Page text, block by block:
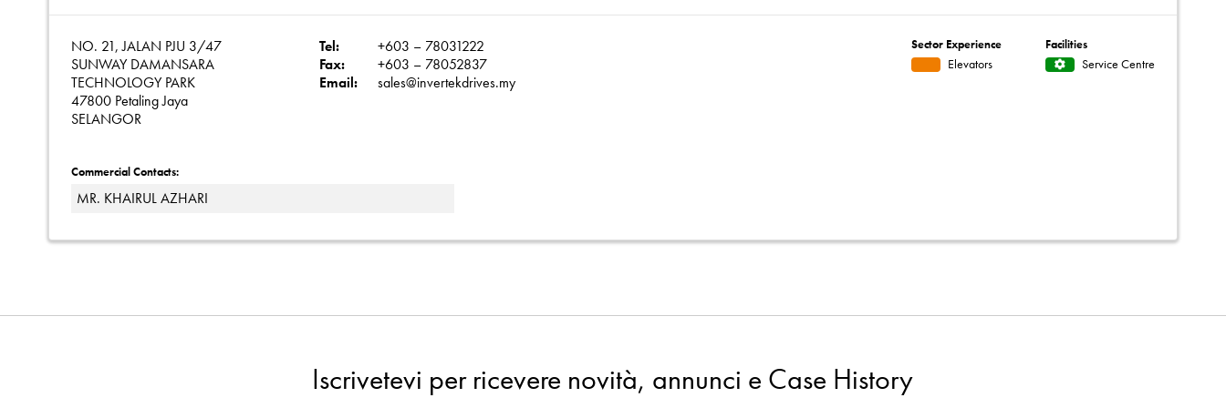
NO. 21, JALAN PJU 3/47
SUNWAY DAMANSARA
TECHNOLOGY PARK
47800 Petaling Jaya
SELANGOR
Tel:
+603 – 78031222
Fax:
+603 – 78052837
Email:
sales@invertekdrives.my
Commercial Contacts:
MR. KHAIRUL AZHARI
Sector Experience
Elevators
Facilities
Service Centre
Iscrivetevi per ricevere novità, annunci e Case History